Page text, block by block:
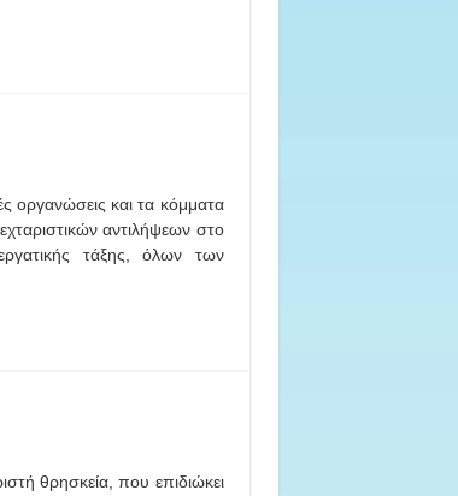
οργανώσεις και τα κόμματα
αντιλήψεων στο
τάξης, όλων των
θρησκεία, που επιδιώκει